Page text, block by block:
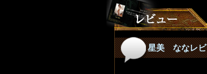
星美 ななレビ